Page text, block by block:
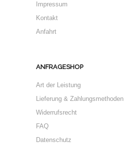
Impressum
Kontakt
Anfahrt
ANFRAGESHOP
Art der Leistung
Lieferung & Zahlungsmethoden
Widerrufsrecht
FAQ
Datenschutz